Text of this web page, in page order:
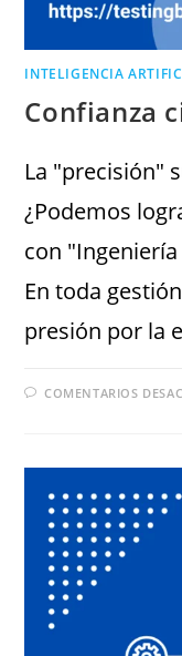
INTELIGENCIA
Confianza
La "precisión"
¿Podemos
con
En toda
presión por la
COMENTARIOS